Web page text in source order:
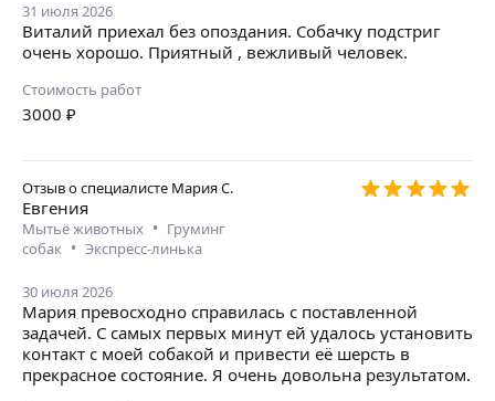
31 июля 2026
Виталий приехал без опоздания. Собачку подстриг
очень хорошо. Приятный , вежливый человек.
Стоимость работ
3000 ₽
Отзыв о специалисте Мария С.
Евгения
Мытьё животных • Груминг
собак • Экспресс-линька
30 июля 2026
Мария превосходно справилась с поставленной
задачей. С самых первых минут ей удалось установить
контакт с моей собакой и привести её шерсть в
прекрасное состояние. Я очень довольна результатом.